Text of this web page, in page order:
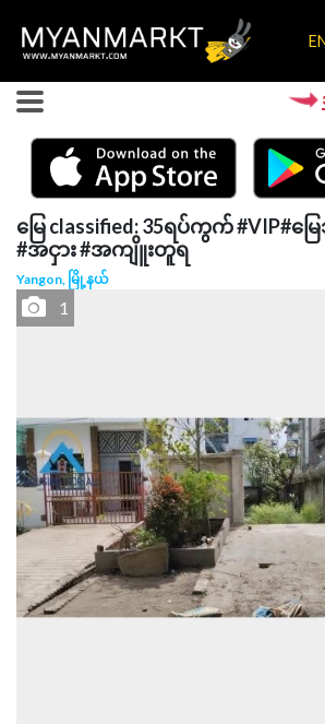
ENG
မြေ classified: 35ရပ်ကွက် #VIP#မ
#အငှား #အကျိူးတူရ
Yangon, မြို့နယ်
1